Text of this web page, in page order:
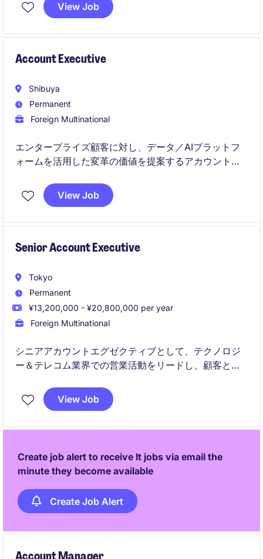
また、OEMやシステムインテグレーターなどとの協業
View Job
Account Executive
Shibuya
Permanent
Foreign Multinational
エンタープライズ顧客に対し、データ／AIプラットフ
ォームを活用した変革の価値を提案するアカウントエ
顧客の構想段階から導入・拡大まで、営業プロセス全
View Job
Senior Account Executive
Tokyo
Permanent
¥13,200,000 - ¥20,800,000 per year
Foreign Multinational
シニアアカウントエグゼクティブとして、テクノロジ
ー＆テレコム業界での営業活動をリードし、顧客との
を拠点に、顧客のニーズに応えるソリューションを提
案する役割を果たします。
View Job
Create job alert to receive It jobs via email the
minute they become available
Create Job Alert